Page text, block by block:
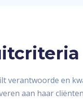
verantwoorde en
aan haar